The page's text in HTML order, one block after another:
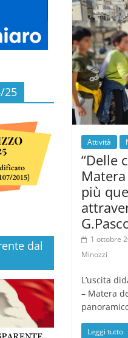
Attività
“Delle
più
1 ottobre
Minozzi
L’uscita
– Matera
Leggi tutto
25
dal